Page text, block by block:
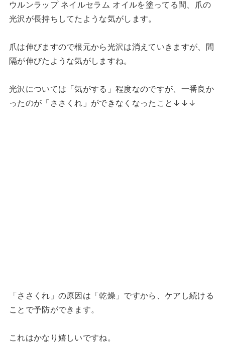
ウルンラップ ネイルセラム オイルを塗ってる間、爪の
光沢が長持ちしてたような気がします。
爪は伸びますので根元から光沢は消えていきますが、間
隔が伸びたような気がしますね。
光沢については「気がする」程度なのですが、一番良か
ったのが「ささくれ」ができなくなったこと↓↓↓
「ささくれ」の原因は「乾燥」ですから、ケアし続ける
ことで予防ができます。
これはかなり嬉しいですね。